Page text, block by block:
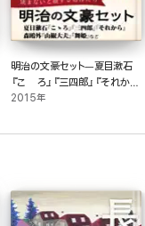
明治の文豪セット―夏目漱石
『こゝろ』『三四郎』『それか
ら』森鴎外『山椒大夫』『舞姫』
2015年